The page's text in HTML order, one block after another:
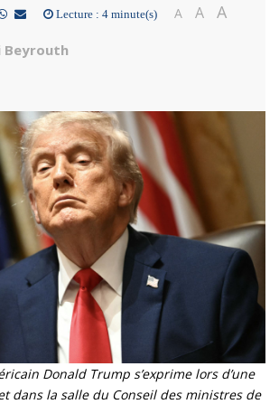
Lecture : 4 minute(s) A A A
Beyrouth
Donald Trump s’exprime lors d’une
dans la salle du Conseil des ministres de